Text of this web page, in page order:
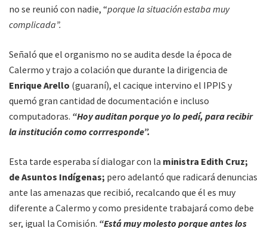
no se reunió con nadie, “porque la situación estaba muy
complicada”.
Señaló que el organismo no se audita desde la época de
Calermo y trajo a colación que durante la dirigencia de
Enrique Arello (guaraní), el cacique intervino el IPPIS y
quemó gran cantidad de documentación e incluso
computadoras. “Hoy auditan porque yo lo pedí, para recibir
la institución como corrresponde”.
Esta tarde esperaba sí dialogar con la ministra Edith Cruz;
de Asuntos Indígenas; pero adelantó que radicará denuncias
ante las amenazas que recibió, recalcando que él es muy
diferente a Calermo y como presidente trabajará como debe
ser, igual la Comisión. “Está muy molesto porque antes los